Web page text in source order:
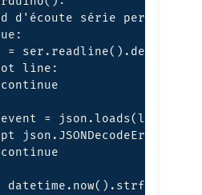
d'écoute série
=
line:
= json.loads(line)
json.JSONDecodeError: